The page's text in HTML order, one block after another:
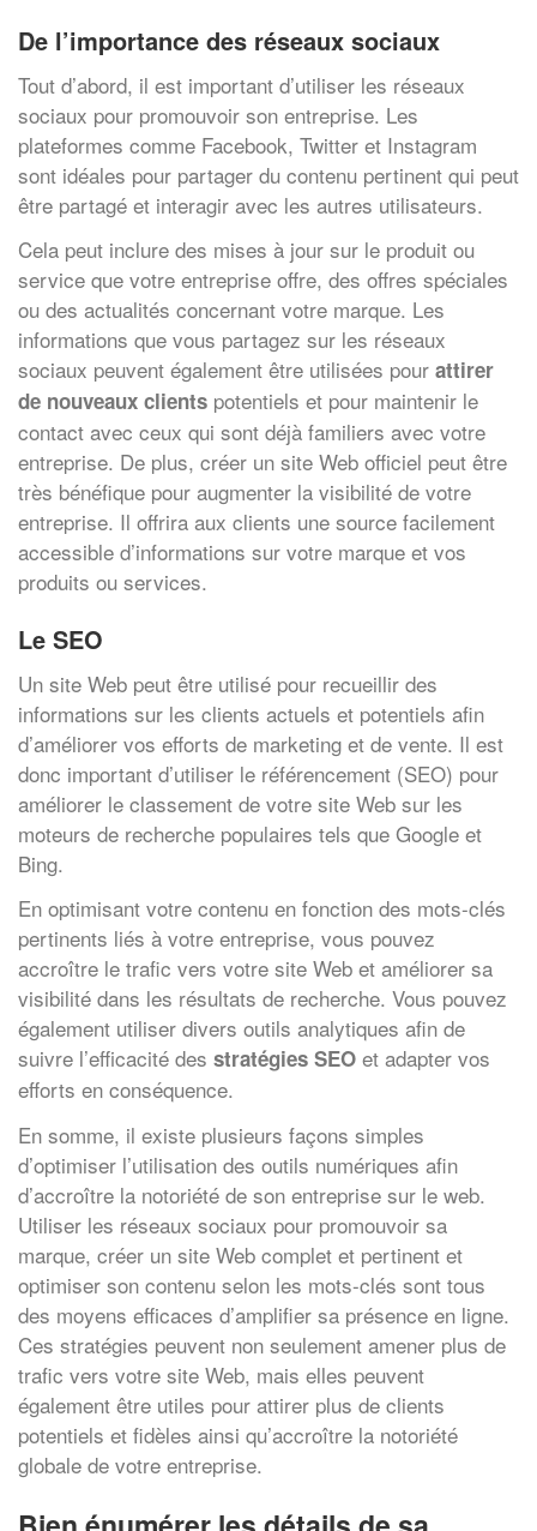
De l’importance des réseaux sociaux
Tout d’abord, il est important d’utiliser les réseaux
sociaux pour promouvoir son entreprise. Les
plateformes comme Facebook, Twitter et Instagram
sont idéales pour partager du contenu pertinent qui peut
être partagé et interagir avec les autres utilisateurs.
Cela peut inclure des mises à jour sur le produit ou
service que votre entreprise offre, des offres spéciales
ou des actualités concernant votre marque. Les
informations que vous partagez sur les réseaux
sociaux peuvent également être utilisées pour attirer
de nouveaux clients potentiels et pour maintenir le
contact avec ceux qui sont déjà familiers avec votre
entreprise. De plus, créer un site Web officiel peut être
très bénéfique pour augmenter la visibilité de votre
entreprise. Il offrira aux clients une source facilement
accessible d’informations sur votre marque et vos
produits ou services.
Le SEO
Un site Web peut être utilisé pour recueillir des
informations sur les clients actuels et potentiels afin
d’améliorer vos efforts de marketing et de vente. Il est
donc important d’utiliser le référencement (SEO) pour
améliorer le classement de votre site Web sur les
moteurs de recherche populaires tels que Google et
Bing.
En optimisant votre contenu en fonction des mots-clés
pertinents liés à votre entreprise, vous pouvez
accroître le trafic vers votre site Web et améliorer sa
visibilité dans les résultats de recherche. Vous pouvez
également utiliser divers outils analytiques afin de
suivre l’efficacité des stratégies SEO et adapter vos
efforts en conséquence.
En somme, il existe plusieurs façons simples
d’optimiser l’utilisation des outils numériques afin
d’accroître la notoriété de son entreprise sur le web.
Utiliser les réseaux sociaux pour promouvoir sa
marque, créer un site Web complet et pertinent et
optimiser son contenu selon les mots-clés sont tous
des moyens efficaces d’amplifier sa présence en ligne.
Ces stratégies peuvent non seulement amener plus de
trafic vers votre site Web, mais elles peuvent
également être utiles pour attirer plus de clients
potentiels et fidèles ainsi qu’accroître la notoriété
globale de votre entreprise.